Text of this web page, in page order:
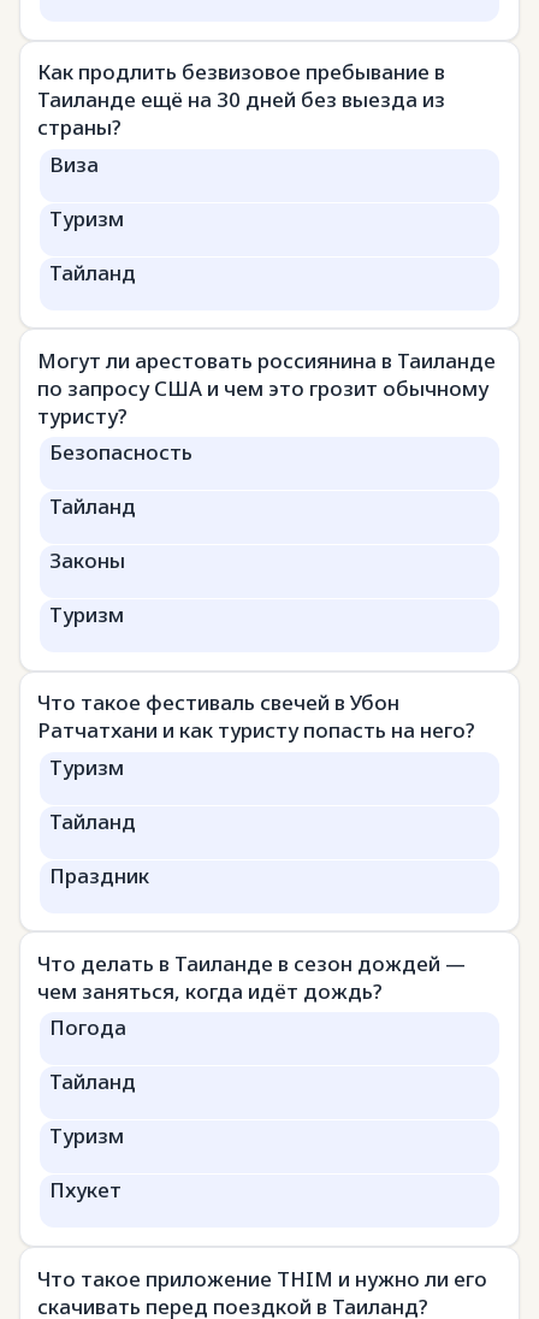
Как продлить безвизовое пребывание в
Таиланде ещё на 30 дней без выезда из
страны?
Виза
Туризм
Тайланд
Могут ли арестовать россиянина в Таиланде
по запросу США и чем это грозит обычному
туристу?
Безопасность
Тайланд
Законы
Туризм
Что такое фестиваль свечей в Убон
Ратчатхани и как туристу попасть на него?
Туризм
Тайланд
Праздник
Что делать в Таиланде в сезон дождей —
чем заняться, когда идёт дождь?
Погода
Тайланд
Туризм
Пхукет
Что такое приложение THIM и нужно ли его
скачивать перед поездкой в Таиланд?